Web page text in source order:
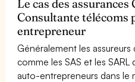
Le cas des
Consultante télécoms
entrepreneur
Généralement les
comme les SAS et les
auto-entrepreneurs dans le